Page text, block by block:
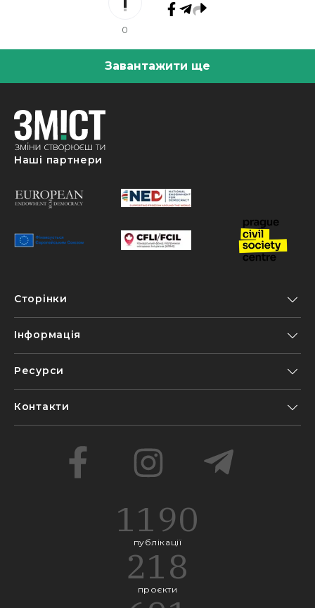
0
Завантажити ще
Наші партнери
Сторінки
Інформація
Ресурси
Контакти
1190
публікації
218
проєкти